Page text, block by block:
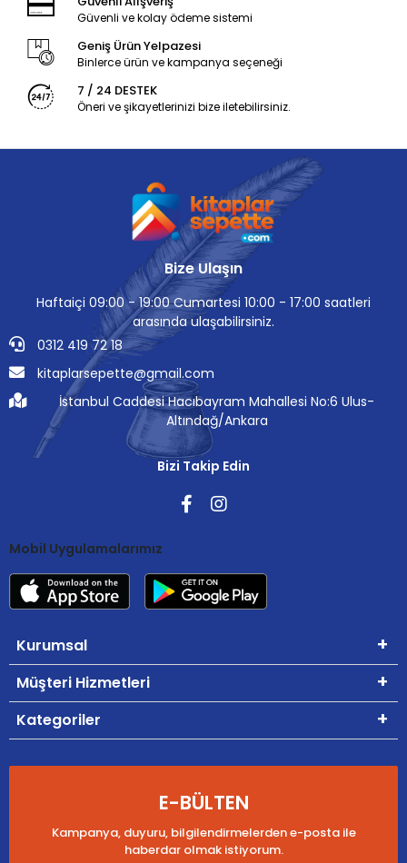
Güvenli ve kolay ödeme sistemi
Geniş Ürün Yelpazesi
Binlerce ürün ve kampanya seçeneği
7 / 24 DESTEK
Öneri ve şikayetlerinizi bize iletebilirsiniz.
Bize Ulaşın
Haftaiçi 09:00 - 19:00 Cumartesi 10:00 - 17:00 saatleri
arasında ulaşabilirsiniz.
0312 419 72 18
kitaplarsepette@gmail.com
İstanbul Caddesi Hacıbayram Mahallesi No:6 Ulus-
Altındağ/Ankara
Bizi Takip Edin
Mobil Uygulamalarımız
Kurumsal
Müşteri Hizmetleri
Kategoriler
E-BÜLTEN
Kampanya, duyuru, bilgilendirmelerden e-posta ile
haberdar olmak istiyorum.